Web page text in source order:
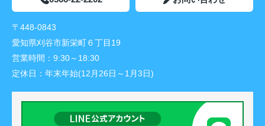
〒448-0843
愛知県刈谷市新栄町６丁目19
営業時間： 9:30～18:30
定休日： 年末年始(12月26日～1月3日)